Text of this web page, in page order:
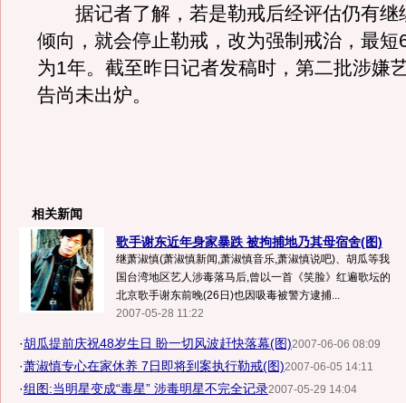
据记者了解，若是勒戒后经评估仍有继
倾向，就会停止勒戒，改为强制戒治，最短
为1年。截至昨日记者发稿时，第二批涉嫌
告尚未出炉。
相关新闻
歌手谢东近年身家暴跌 被拘捕地乃其母宿舍(图)
继萧淑慎(萧淑慎新闻,萧淑慎音乐,萧淑慎说吧)、胡瓜等我
国台湾地区艺人涉毒落马后,曾以一首《笑脸》红遍歌坛的
北京歌手谢东前晚(26日)也因吸毒被警方逮捕...
2007-05-28 11:22
·胡瓜提前庆祝48岁生日 盼一切风波赶快落幕(图)2007-06-06 08:09
·萧淑慎专心在家休养 7日即将到案执行勒戒(图)2007-06-05 14:11
·组图:当明星变成“毒星” 涉毒明星不完全记录2007-05-29 14:04